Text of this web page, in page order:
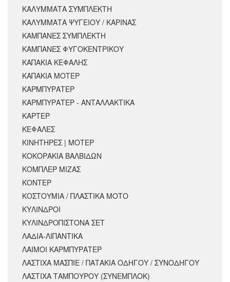
ΚΑΛΥΜΜΑΤΑ ΣΥΜΠΛΕΚΤΗ
ΚΑΛΥΜΜΑΤΑ ΨΥΓΕΙΟΥ / ΚΑΡΙΝΑΣ
ΚΑΜΠΑΝΕΣ ΣΥΜΠΛΕΚΤΗ
ΚΑΜΠΑΝΕΣ ΦΥΓΟΚΕΝΤΡΙΚΟΥ
ΚΑΠΑΚΙΑ ΚΕΦΑΛΗΣ
ΚΑΠΑΚΙΑ ΜΟΤΕΡ
ΚΑΡΜΠΥΡΑΤΕΡ
ΚΑΡΜΠΥΡΑΤΕΡ - ΑΝΤΑΛΛΑΚΤΙΚΑ
ΚΑΡΤΕΡ
ΚΕΦΑΛΕΣ
ΚΙΝΗΤΗΡΕΣ | ΜΟΤΕΡ
ΚΟΚΟΡΑΚΙΑ ΒΑΛΒΙΔΩΝ
ΚΟΜΠΛΕΡ ΜΙΖΑΣ
ΚΟΝΤΕΡ
ΚΟΣΤΟΥΜΙΑ / ΠΛΑΣΤΙΚΑ ΜΟΤΟ
ΚΥΛΙΝΔΡΟΙ
ΚΥΛΙΝΔΡΟΠΙΣΤΟΝΑ ΣΕΤ
ΛΑΔΙΑ-ΛΙΠΑΝΤΙΚΑ
ΛΑΙΜΟΙ ΚΑΡΜΠΥΡΑΤΕΡ
ΛΑΣΤΙΧΑ ΜΑΣΠΙΕ / ΠΑΤΑΚΙΑ ΟΔΗΓΟΥ / ΣΥΝΟΔΗΓΟΥ
ΛΑΣΤΙΧΑ ΤΑΜΠΟΥΡΟΥ (ΣΥΝΕΜΠΛΟΚ)